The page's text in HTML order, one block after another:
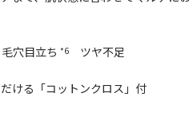
穴目立ち *6 ツヤ不足
ける「コットンクロス」付